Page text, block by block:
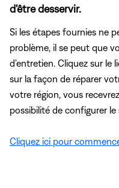
d'être desservir.
Si les étapes fournies ne
problème, il se peut que
d'entretien. Cliquez sur le
sur la façon de réparer
votre région, vous
possibilité de configurer le
Cliquez ici pour